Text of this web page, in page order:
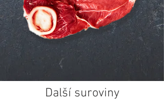
Další suroviny